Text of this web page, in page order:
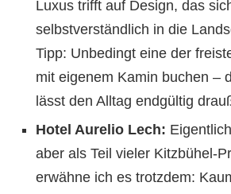
Luxus trifft auf Design, das
selbstverständlich in die
Tipp: Unbedingt eine der
mit eigenem Kamin buchen –
lässt den Alltag endgültig
Hotel Aurelio Lech:
aber als Teil vieler Kitzbühel-
erwähne ich es trotzdem: